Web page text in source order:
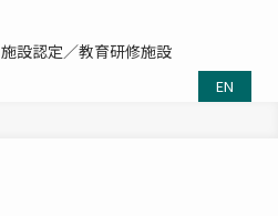
施設認定／教育研修施設
EN